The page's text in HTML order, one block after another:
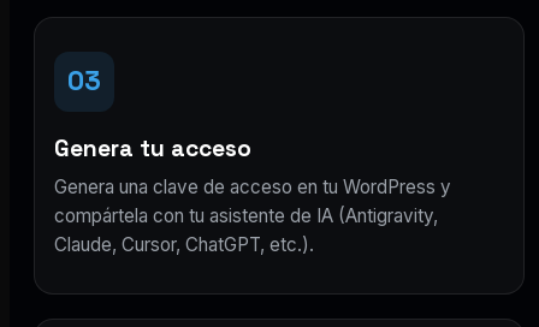
03
Genera tu acceso
Genera una clave de acceso en tu WordPress y
compártela con tu asistente de IA (Antigravity,
Claude, Cursor, ChatGPT, etc.).